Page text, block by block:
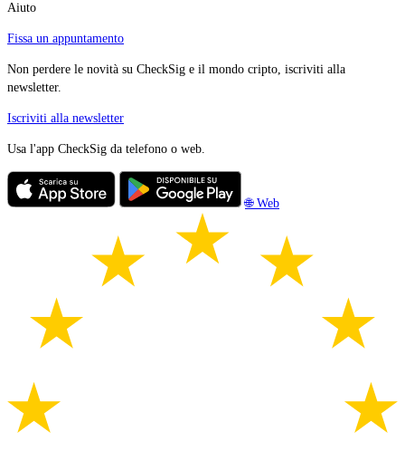
Aiuto
Fissa un appuntamento
Non perdere le novità su CheckSig e il mondo cripto, iscriviti alla
newsletter.
Iscriviti alla newsletter
Usa l'app CheckSig da telefono o web.
🌐 Web